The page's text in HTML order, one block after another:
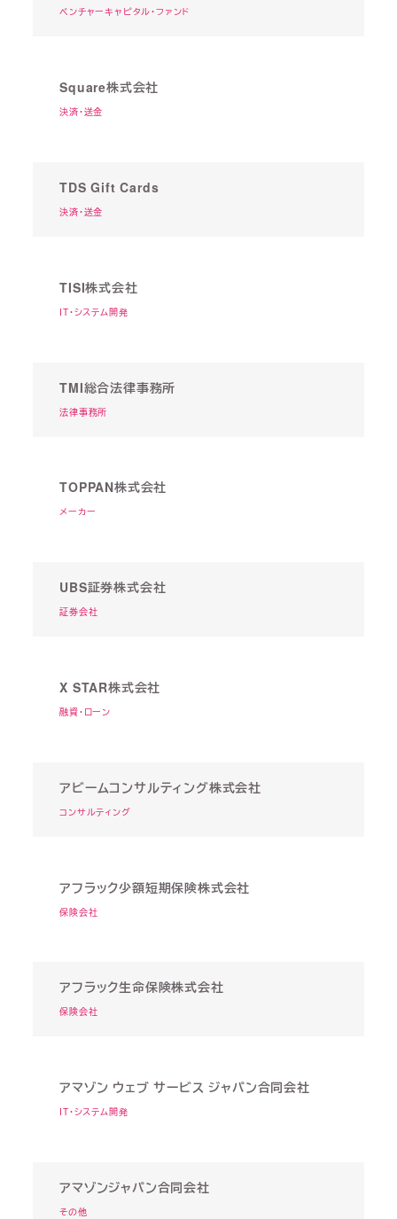
ベンチャーキャピタル・ファンド
Square株式会社
決済・送金
TDS Gift Cards
決済・送金
TISI株式会社
IT・システム開発
TMI総合法律事務所
法律事務所
TOPPAN株式会社
メーカー
UBS証券株式会社
証券会社
X STAR株式会社
融資・ローン
アビームコンサルティング株式会社
コンサルティング
アフラック少額短期保険株式会社
保険会社
アフラック生命保険株式会社
保険会社
アマゾン ウェブ サービス ジャパン合同会社
IT・システム開発
アマゾンジャパン合同会社
その他